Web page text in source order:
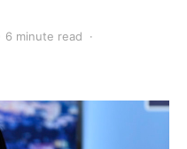
6 minute read